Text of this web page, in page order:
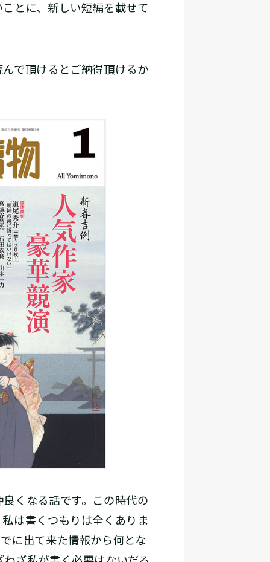
とに、新しい短編を載せて
で頂けるとご納得頂けるか
くなる話です。この時代の
は書くつもりは全くありま
に出て来た情報から何とな